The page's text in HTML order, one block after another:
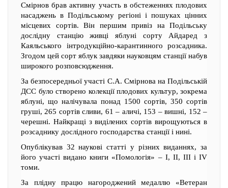
Смірнов брав активну участь в обстеженнях плодових
насаджень в Подільському регіоні і пошуках цінних
місцевих сортів. Він першим привіз на Подільську
дослідну станцію живці яблуні сорту Айдаред з
Каяльського інтродукційно-карантинного розсадника.
Згодом цей сорт яблук завдяки науковцям станції набув
широкого розповсюдження.
За безпосередньої участі С.А. Смірнова на Подільській
ДСС було створено колекції плодових культур, зокрема
яблуні, що налічувала понад 1500 сортів, 350 сортів
груші, 265 сортів сливи, 61 – аличі, 153 – вишні, 152 –
черешні. Найкращі з виділених сортів вирощуються в
розсаднику дослідного господарства станції і нині.
Опублікував 32 наукові статті у різних виданнях, за
його участі видано книги «Помологія» – І, ІІ, ІІІ і ІV
томи.
За плідну працю нагороджений медаллю «Ветеран